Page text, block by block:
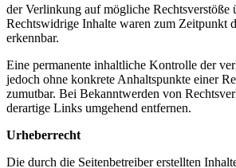
der Verlinkung auf mögliche Rechtsverstöße
Rechtswidrige Inhalte waren zum Zeitpunkt
erkennbar.
Eine permanente inhaltliche Kontrolle der
jedoch ohne konkrete Anhaltspunkte einer
zumutbar. Bei Bekanntwerden von
derartige Links umgehend entfernen.
Urheberrecht
Die durch die Seitenbetreiber erstellten